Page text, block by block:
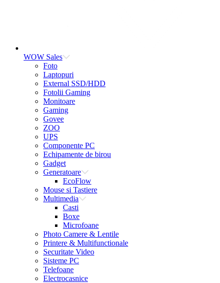
WOW Sales
Foto
Laptopuri
External SSD/HDD
Fotolii Gaming
Monitoare
Gaming
Govee
ZOO
UPS
Componente PC
Echipamente de birou
Gadget
Generatoare
EcoFlow
Mouse si Tastiere
Multimedia
Casti
Boxe
Microfoane
Photo Camere & Lentile
Printere & Multifunctionale
Securitate Video
Sisteme PC
Telefoane
Electrocasnice